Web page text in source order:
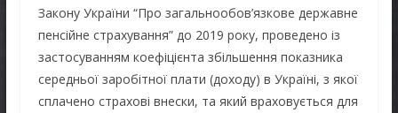
Закону України “Про загальнообов’язкове державне
пенсійне страхування” до 2019 року, проведено із
застосуванням коефіцієнта збільшення показника
середньої заробітної плати (доходу) в Україні, з якої
сплачено страхові внески, та який враховується для